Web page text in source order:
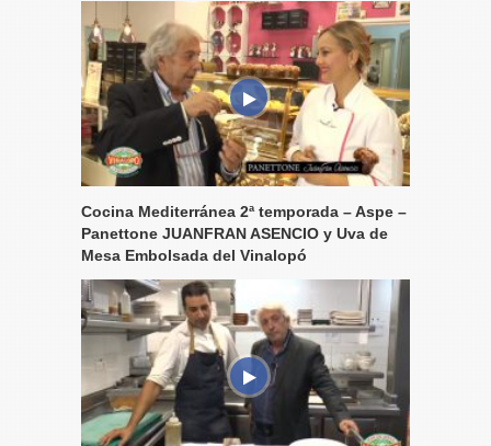
Cocina Mediterránea 2ª temporada – Aspe –
Panettone JUANFRAN ASENCIO y Uva de
Mesa Embolsada del Vinalopó